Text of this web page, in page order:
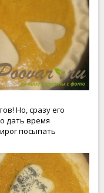
Но, сразу его
дать время
посыпать